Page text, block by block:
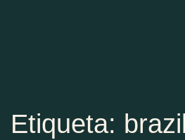
Etiqueta: brazil